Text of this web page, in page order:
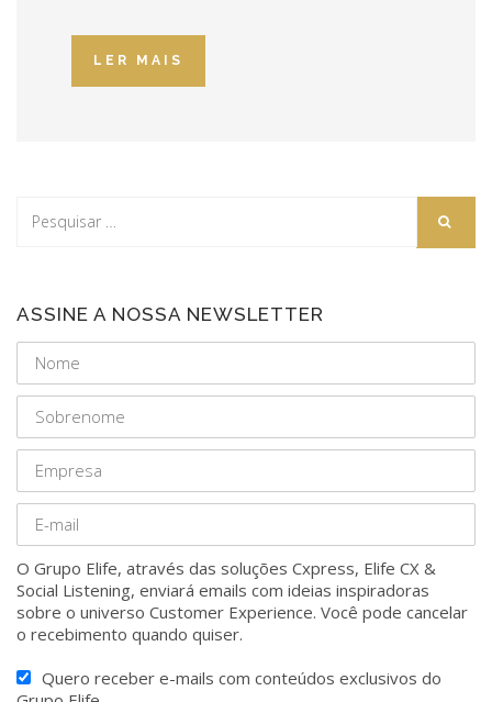
LER MAIS
ASSINE A NOSSA NEWSLETTER
O Grupo Elife, através das soluções Cxpress, Elife CX &
Social Listening, enviará emails com ideias inspiradoras
sobre o universo Customer Experience. Você pode cancelar
o recebimento quando quiser.
Quero receber e-mails com conteúdos exclusivos do